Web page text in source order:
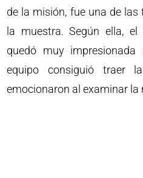
de la misión, fue una de
la muestra. Según ella,
quedó muy
equipo consiguió traer
emocionaron al examinar la